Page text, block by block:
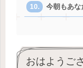
今朝もあな
おはようご